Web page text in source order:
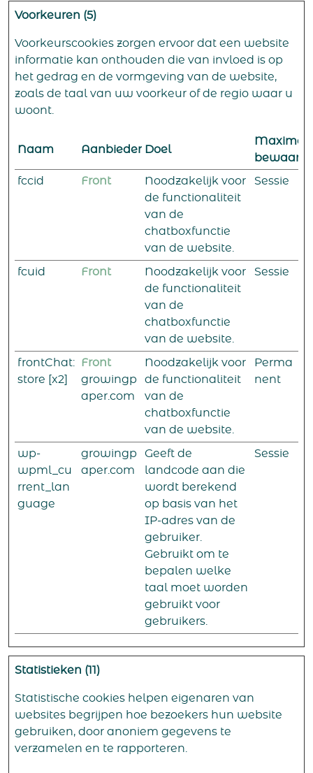
Voorkeuren (5)
Voorkeurscookies zorgen ervoor dat een website
informatie kan onthouden die van invloed is op
het gedrag en de vormgeving van de website,
zoals de taal van uw voorkeur of de regio waar u
woont.
Naam Aanbieder Doel
fccid Front
Noodzakelijk voor
de functionaliteit
van de
chatboxfunctie
van de website.
Sessie
fcuid Front
Noodzakelijk voor
de functionaliteit
van de
chatboxfunctie
van de website.
Sessie
frontChat:
store [x2]
Front
growingp
aper.com
Noodzakelijk voor
de functionaliteit
van de
chatboxfunctie
van de website.
Perma
nent
wp-
wpml_cu
rrent_lan
guage
growingp
aper.com
Geeft de
landcode aan die
wordt berekend
op basis van het
IP-adres van de
gebruiker.
Gebruikt om te
bepalen welke
taal moet worden
gebruikt voor
gebruikers.
Sessie
Statistieken (11)
Statistische cookies helpen eigenaren van
websites begrijpen hoe bezoekers hun website
gebruiken, door anoniem gegevens te
verzamelen en te rapporteren.